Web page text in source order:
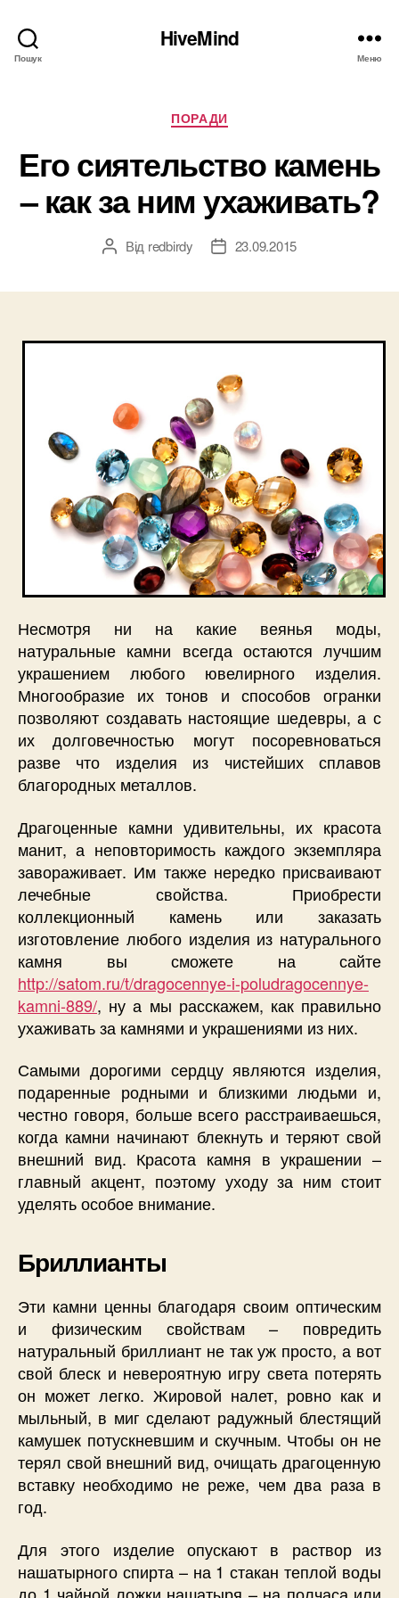
Пошук
HiveMind
Меню
Категорії
ПОРАДИ
Его сиятельство камень
– как за ним ухаживать?
Автор
Від redbirdy
Дата23.09.2015
Несмотря ни на какие веянья моды,
натуральные камни всегда остаются лучшим
украшением любого ювелирного изделия.
Многообразие их тонов и способов огранки
позволяют создавать настоящие шедевры, а с
их долговечностью могут посоревноваться
разве что изделия из чистейших сплавов
благородных металлов.
Драгоценные камни удивительны, их красота
манит, а неповторимость каждого экземпляра
завораживает. Им также нередко присваивают
лечебные свойства. Приобрести
коллекционный камень или заказать
изготовление любого изделия из натурального
камня вы сможете на сайте
http://satom.ru/t/dragocennye-i-poludragocennye-
kamni-889/, ну а мы расскажем, как правильно
ухаживать за камнями и украшениями из них.
Самыми дорогими сердцу являются изделия,
подаренные родными и близкими людьми и,
честно говоря, больше всего расстраиваешься,
когда камни начинают блекнуть и теряют свой
внешний вид. Красота камня в украшении –
главный акцент, поэтому уходу за ним стоит
уделять особое внимание.
Бриллианты
Эти камни ценны благодаря своим оптическим
и физическим свойствам – повредить
натуральный бриллиант не так уж просто, а вот
свой блеск и невероятную игру света потерять
он может легко. Жировой налет, ровно как и
мыльный, в миг сделают радужный блестящий
камушек потускневшим и скучным. Чтобы он не
терял свой внешний вид, очищать драгоценную
вставку необходимо не реже, чем два раза в
год.
Для этого изделие опускают в раствор из
нашатырного спирта – на 1 стакан теплой воды
до 1 чайной ложки нашатыря – на полчаса или